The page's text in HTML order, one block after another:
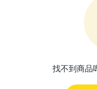
找不到商品